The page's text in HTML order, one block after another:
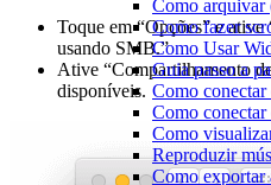
Como arquivar
Como fazer
Como Usar
Guia passo a
Como
Como
Como
Reproduzir
Como
Toque em “Opções” e
usando SMB.”
Ative “Compartilhamento
disponíveis.